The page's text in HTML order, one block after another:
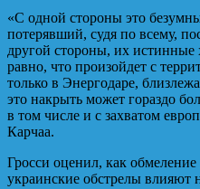
«С одной стороны это
потерявший, судя по всему,
другой стороны, их истинные
равно, что произойдет с
только в Энергодаре,
это накрыть может гораздо
в том числе и с захватом
Карчаа.
Гросси оценил, как
украинские обстрелы влияют